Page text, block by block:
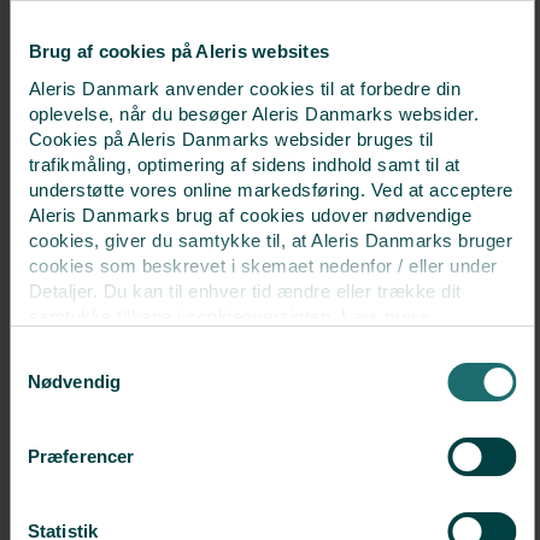
Brug af cookies på Aleris websites
Aleris Danmark anvender cookies til at forbedre din
oplevelse, når du besøger Aleris Danmarks websider.
Cookies på Aleris Danmarks websider bruges til
trafikmåling, optimering af sidens indhold samt til at
understøtte vores online markedsføring. Ved at acceptere
Aleris Danmarks brug af cookies udover nødvendige
cookies, giver du samtykke til, at Aleris Danmarks bruger
cookies som beskrevet i skemaet nedenfor / eller under
Detaljer. Du kan til enhver tid ændre eller trække dit
Deaktiverer du cookies, kan du opleve, at visse sider,
som kræver cookies, ikke kan vises korrekt.
Nødvendig
Præferencer
Statistik
Blutuntersuchung.
10
Ultraschalluntersuchung in der
Schwangerschaft
Bei einem positiven Schwangerschaftstest
nehmen wir ca. 3 Wochen später eine weitere
Ultraschalluntersuchung vor.
PATIENTENINFORMATIONEN DOWNLOADEN